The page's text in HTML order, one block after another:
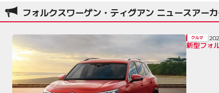
フォルクスワーゲン・ティグアン ニュースアー
新型フォ
クルマ